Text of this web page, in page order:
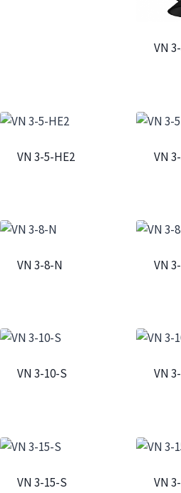
VN
VN 3-5-HE2 VN
VN 3-8-N VN
VN 3-10-S VN
VN 3-15-S VN